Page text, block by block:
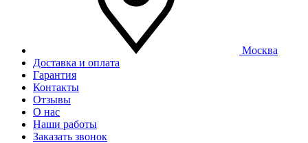
Москва
Доставка и оплата
Гарантия
Контакты
Отзывы
О нас
Наши работы
Заказать звонок